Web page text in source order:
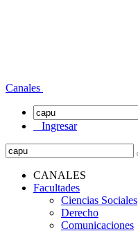
Canales
Ingresar
CANALES
Facultades
Ciencias Sociales
Derecho
Comunicaciones